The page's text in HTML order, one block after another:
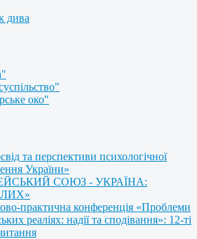
дива
око"
та перспективи психологічної
України»
СОЮЗ - УКРАЇНА:
практична конференція «Проблеми
реаліях: надії та сподівання»: 12-ті